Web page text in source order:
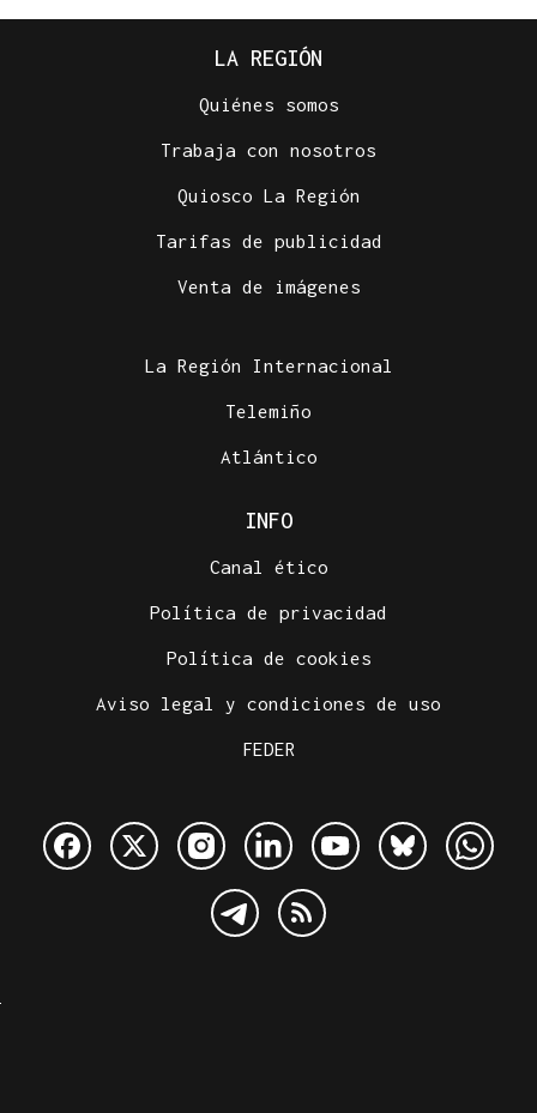
LA REGIÓN
Quiénes somos
Trabaja con nosotros
Quiosco La Región
Tarifas de publicidad
Venta de imágenes
La Región Internacional
Telemiño
Atlántico
INFO
Canal ético
Política de privacidad
Política de cookies
Aviso legal y condiciones de uso
FEDER